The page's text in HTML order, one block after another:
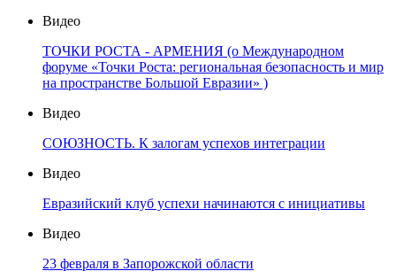
Видео
ТОЧКИ РОСТА - АРМЕНИЯ (о Международном
форуме «Точки Роста: региональная безопасность и мир
на пространстве Большой Евразии» )
Видео
СОЮЗНОСТЬ. К залогам успехов интеграции
Видео
Евразийский клуб успехи начинаются с инициативы
Видео
23 февраля в Запорожской области